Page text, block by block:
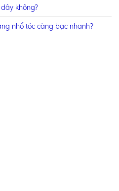
không?
nhổ tóc càng bạc nhanh?